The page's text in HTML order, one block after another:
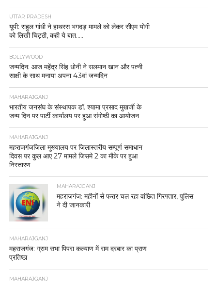
UTTAR PRADESH
यूपी: राहुल गांधी ने हाथरस भगदड़ मामले को लेकर सीएम योगी
को लिखी चिट्ठी, कही ये बात…..
BOLLYWOOD
जन्मदिन: आज महेंद्र सिंह धोनी ने सलमान खान और पत्नी
साक्षी के साथ मनाया अपना 43वां जन्मदिन
MAHARAJGANJ
भारतीय जनसंघ के संस्थापक डॉ. श्यामा प्रसाद मुखर्जी के
जन्म दिन पर पार्टी कार्यालय पर हुआ संगोष्ठी का आयोजन
MAHARAJGANJ
महराजगंजजिला मुख्यालय पर जिलास्तरीय सम्पूर्ण समाधान
दिवस पर कुल आए 27 मामले जिसमे 2 का मौके पर हुआ
निस्तारण
MAHARAJGANJ
महराजगंज: महीनों से फरार चल रहा वांछित गिरफ्तार, पुलिस
ने दी जानकारी
MAHARAJGANJ
महराजगंज: ग्राम सभा पिपरा कल्याण में राम दरबार का प्राण
प्रतिष्ठा
MAHARAJGANJ